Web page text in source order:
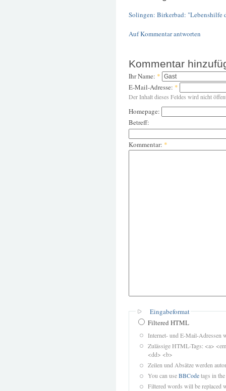
Solingen: Birkerbad: "Lebenshilfe
Auf Kommentar antworten
Kommentar
Ihr Name: *
E-Mail-Adresse: *
Der Inhalt dieses Feldes wird nicht
Homepage:
Betreff:
Kommentar: *
Eingabeformat
Filtered HTML
Internet- und E-Mail-Adressen
Zulässige HTML-Tags: <a>
<dd> <b>
Zeilen und Absätze werden
You can useBBCodetags in
Filtered words will be replaced